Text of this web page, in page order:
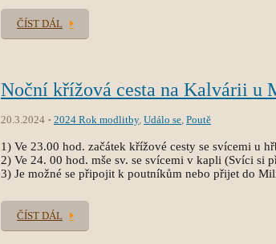
ČÍST DÁL
Noční křížová cesta na Kalvárii u
20.3.2024 2024 Rok modlitby, Událo se, Poutě
1) Ve 23.00 hod. začátek křížové cesty se svícemi u
2) Ve 24. 00 hod. mše sv. se svícemi v kapli (Svíci si
3) Je možné se připojit k poutníkům nebo přijet do
ČÍST DÁL